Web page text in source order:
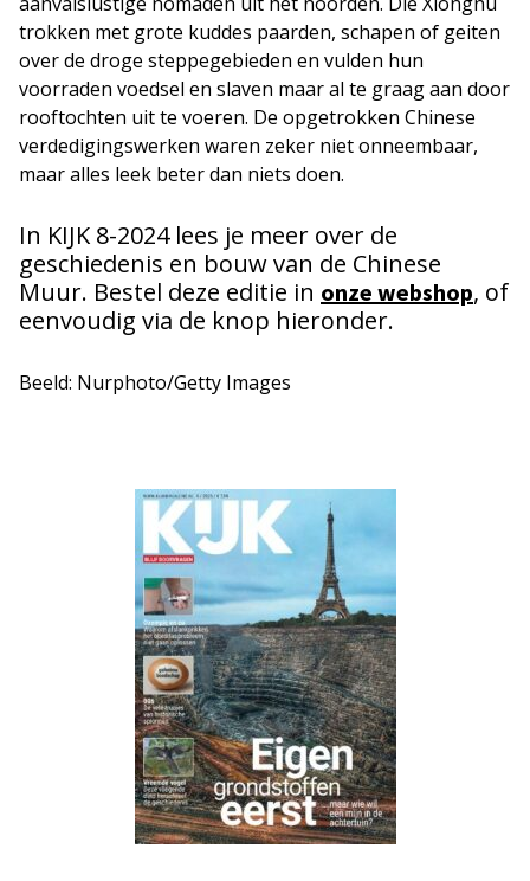
trokken met grote kuddes paarden, schapen of geiten
over de droge steppegebieden en vulden hun
voorraden voedsel en slaven maar al te graag aan door
rooftochten uit te voeren. De opgetrokken Chinese
verdedigingswerken waren zeker niet onneembaar,
maar alles leek beter dan niets doen.
In KIJK 8-2024 lees je meer over de
geschiedenis en bouw van de Chinese
Muur. Bestel deze editie in onze webshop, of
eenvoudig via de knop hieronder.
Beeld: Nurphoto/Getty Images